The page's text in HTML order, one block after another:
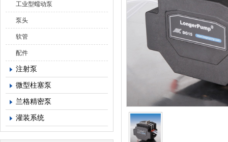
工业型蠕动泵
泵头
软管
配件
注射泵
微型柱塞泵
兰格精密泵
灌装系统